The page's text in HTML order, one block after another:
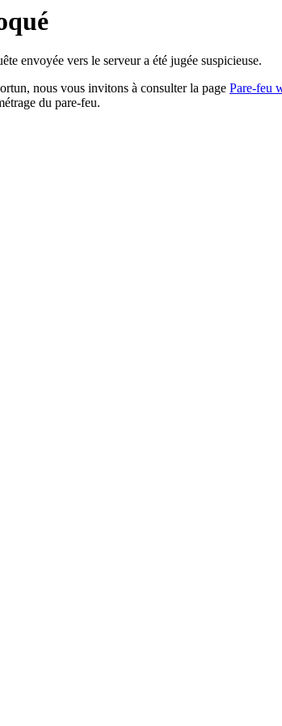
envoyée vers le serveur a été jugée suspicieuse.
nous vous invitons à consulter la page Pare-feu
du pare-feu.